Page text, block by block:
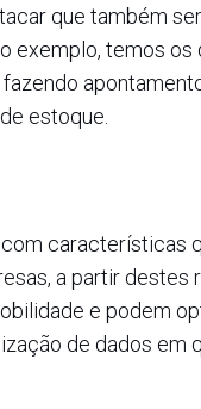
que também
exemplo, temos os
estoque.
características
a partir destes
e podem
de dados em